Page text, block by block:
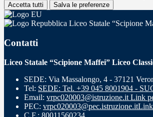
Accetta tutti Salva le preferenze
Liceo Statale “Scipione
Contatti
Liceo Statale “Scipione Maffei” Liceo
SEDE: Via Massalongo, 4 - 37121
Tel: SEDE: Tel. +39 045 8001904 -
Email: vrpc020003@istruzione.it Link
PEC: vrpc020003@pec.istruzione.itLink
C.F.: 80011560234